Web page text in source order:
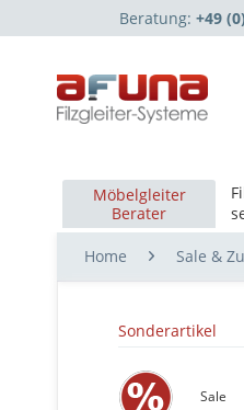
Beratung:+49
Möbelgleiter
Berater
Home Sale &
Sonderartikel
Sale